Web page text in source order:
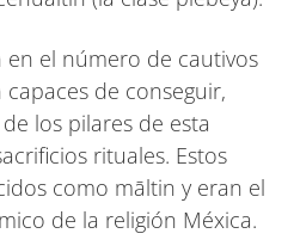
en el número de cautivos
de conseguir,
los pilares de esta
rituales. Estos
como māltin y eran el
de la religión Méxica.